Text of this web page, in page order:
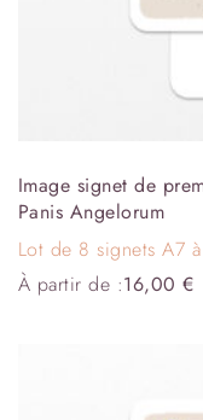
Image signet de
Panis Angelorum
Lot de 8 signets A7
À partir de :16,00€